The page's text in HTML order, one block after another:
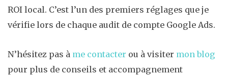
ROI local. C’est l’un des premiers réglages que je
vérifie lors de chaque audit de compte Google Ads.
N’hésitez pas à me contacter ou à visiter mon blog
pour plus de conseils et accompagnement